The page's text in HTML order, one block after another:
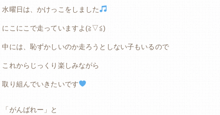
水曜日は、かけっこをしました
にこにこで走っていますよ(≧▽≦)
中には、恥ずかしいのか走ろうとしない子もいるので
これからじっくり楽しみながら
取り組んでいきたいです
「がんばれー」と